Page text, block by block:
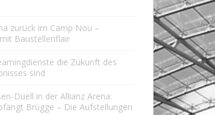
zurück im Camp Nou –
Baustellenflair
die Zukunft des
sind
Duell in der Allianz Arena:
Brügge – Die Aufstellungen